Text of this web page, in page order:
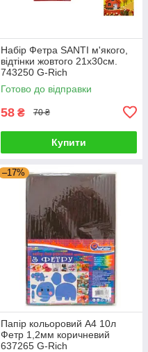
Набір Фетра SANTI м'якого,
відтінки жовтого 21х30см.
743250 G-Rich
Готово до відправки
58 ₴ 70 ₴
Купити
–17%
Папір кольоровий А4 10л
Фетр 1,2мм коричневий
637265 G-Rich